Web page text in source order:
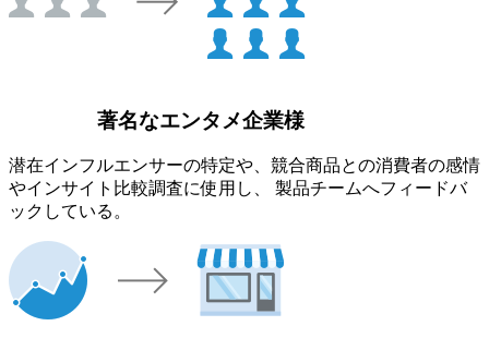
著名なエンタメ企業様
潜在インフルエンサーの特定や、競合商品との消費者の感情
やインサイト比較調査に使用し、 製品チームへフィードバ
ックしている。